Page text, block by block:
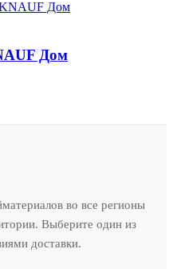
Дом
во все регионы
Выберите один из
доставки.